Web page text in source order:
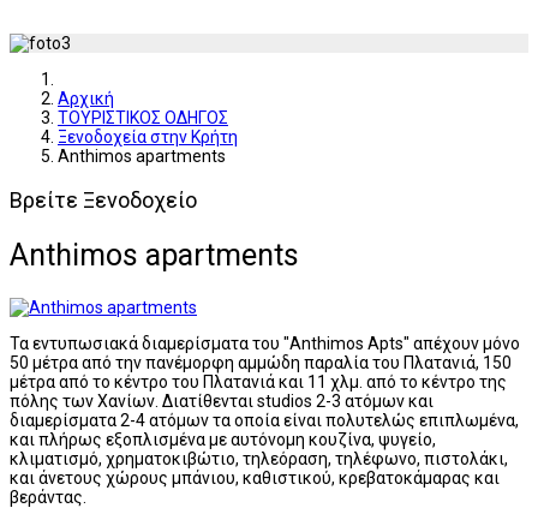
Αρχική
ΤΟΥΡΙΣΤΙΚΟΣ ΟΔΗΓΟΣ
Ξενοδοχεία στην Κρήτη
Anthimos apartments
Βρείτε Ξενοδοχείο
Anthimos apartments
Τα εντυπωσιακά διαμερίσματα του "Anthimos Apts" απέχουν μόνο
50 μέτρα από την πανέμορφη αμμώδη παραλία του Πλατανιά, 150
μέτρα από το κέντρο του Πλατανιά και 11 χλμ. από το κέντρο της
πόλης των Χανίων. Διατίθενται studios 2-3 ατόμων και
διαμερίσματα 2-4 ατόμων τα οποία είναι πολυτελώς επιπλωμένα,
και πλήρως εξοπλισμένα με αυτόνομη κουζίνα, ψυγείο,
κλιματισμό, χρηματοκιβώτιο, τηλεόραση, τηλέφωνο, πιστολάκι,
και άνετους χώρους μπάνιου, καθιστικού, κρεβατοκάμαρας και
βεράντας.